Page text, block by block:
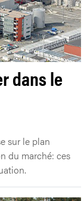
dans le
sur le plan
du marché: ces